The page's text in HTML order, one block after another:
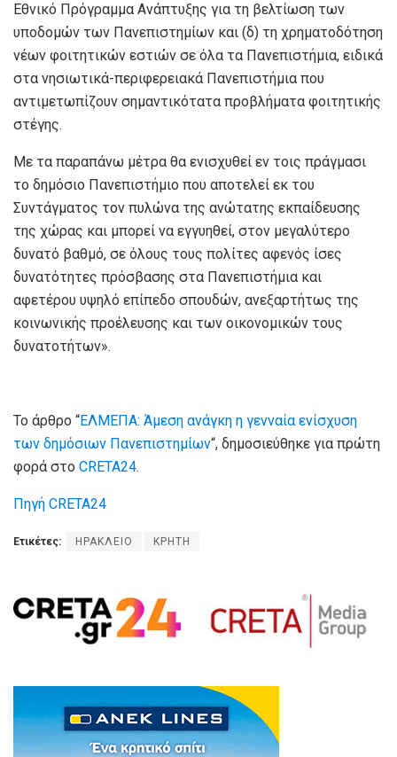
Εθνικό Πρόγραμμα Ανάπτυξης για τη βελτίωση των
υποδομών των Πανεπιστημίων και (δ) τη χρηματοδότηση
νέων φοιτητικών εστιών σε όλα τα Πανεπιστήμια, ειδικά
στα νησιωτικά-περιφερειακά Πανεπιστήμια που
αντιμετωπίζουν σημαντικότατα προβλήματα φοιτητικής
στέγης.
Με τα παραπάνω μέτρα θα ενισχυθεί εν τοις πράγμασι
το δημόσιο Πανεπιστήμιο που αποτελεί εκ του
Συντάγματος τον πυλώνα της ανώτατης εκπαίδευσης
της χώρας και μπορεί να εγγυηθεί, στον μεγαλύτερο
δυνατό βαθμό, σε όλους τους πολίτες αφενός ίσες
δυνατότητες πρόσβασης στα Πανεπιστήμια και
αφετέρου υψηλό επίπεδο σπουδών, ανεξαρτήτως της
κοινωνικής προέλευσης και των οικονομικών τους
δυνατοτήτων».
Το άρθρο “ΕΛΜΕΠΑ: Άμεση ανάγκη η γενναία ενίσχυση
των δημόσιων Πανεπιστημίων“, δημοσιεύθηκε για πρώτη
φορά στο CRETA24.
Πηγή CRETA24
Ετικέτες: ΗΡΑΚΛΕΙΟ ΚΡΗΤΗ